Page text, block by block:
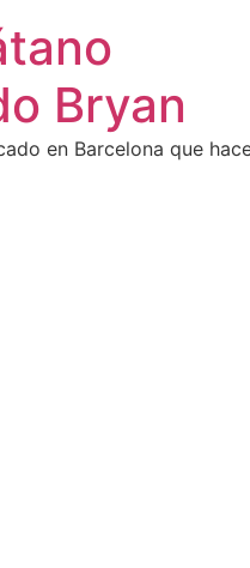
Bryan
en Barcelona que